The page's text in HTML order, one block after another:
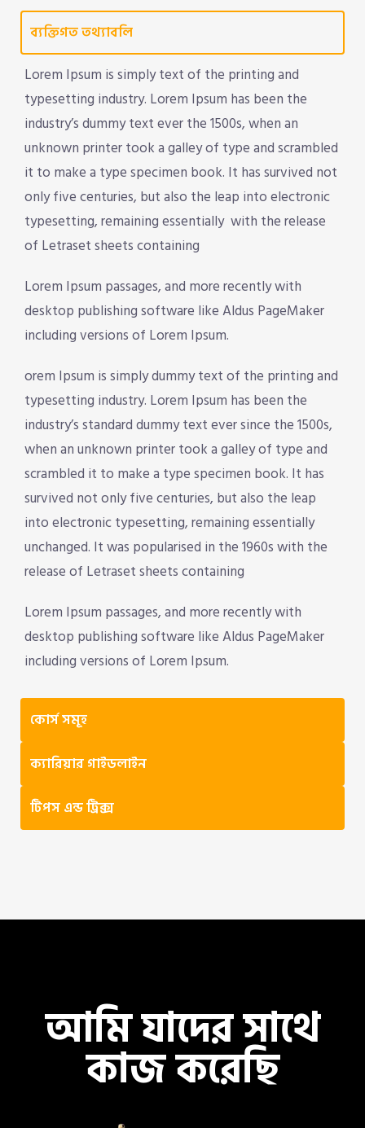
ব্যক্তিগত তথ্যাবলি
Lorem Ipsum is simply text of the printing and
typesetting industry. Lorem Ipsum has been the
industry’s dummy text ever the 1500s, when an
unknown printer took a galley of type and scrambled
it to make a type specimen book. It has survived not
only five centuries, but also the leap into electronic
typesetting, remaining essentially with the release
of Letraset sheets containing
Lorem Ipsum passages, and more recently with
desktop publishing software like Aldus PageMaker
including versions of Lorem Ipsum.
orem Ipsum is simply dummy text of the printing and
typesetting industry. Lorem Ipsum has been the
industry’s standard dummy text ever since the 1500s,
when an unknown printer took a galley of type and
scrambled it to make a type specimen book. It has
survived not only five centuries, but also the leap
into electronic typesetting, remaining essentially
unchanged. It was popularised in the 1960s with the
release of Letraset sheets containing
Lorem Ipsum passages, and more recently with
desktop publishing software like Aldus PageMaker
including versions of Lorem Ipsum.
কোর্স সমূহ
ক্যারিয়ার গাইডলাইন
টিপস এন্ড ট্রিক্স
আমি যাদের সাথে
কাজ করেছি